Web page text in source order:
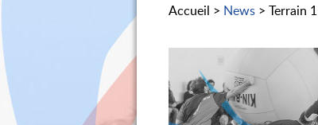
Accueil > News > Terrain 1